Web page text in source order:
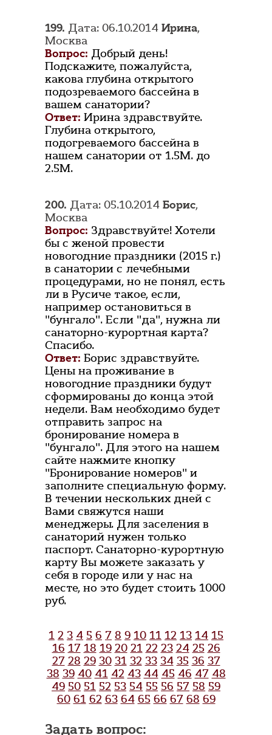
199. Дата: 06.10.2014 Ирина,
Москва
Вопрос: Добрый день!
Подскажите, пожалуйста,
какова глубина открытого
подозреваемого бассейна в
вашем санатории?
Ответ: Ирина здравствуйте.
Глубина открытого,
подогреваемого бассейна в
нашем санатории от 1.5М. до
2.5М.
200. Дата: 05.10.2014 Борис,
Москва
Вопрос: Здравствуйте! Хотели
бы с женой провести
новогодние праздники (2015 г.)
в санатории с лечебными
процедурами, но не понял, есть
ли в Русиче такое, если,
например остановиться в
"бунгало". Если "да", нужна ли
санаторно-курортная карта?
Спасибо.
Ответ: Борис здравствуйте.
Цены на проживание в
новогодние праздники будут
сформированы до конца этой
недели. Вам необходимо будет
отправить запрос на
бронирование номера в
"бунгало". Для этого на нашем
сайте нажмите кнопку
"Бронирование номеров" и
заполните специальную форму.
В течении нескольких дней с
Вами свяжутся наши
менеджеры. Для заселения в
санаторий нужен только
паспорт. Санаторно-курортную
карту Вы можете заказать у
себя в городе или у нас на
месте, но это будет стоить 1000
руб.
1 2 3 4 5 6 7 8 9 10 11 12 13 14 15
16 17 18 19 20 21 22 23 24 25 26
27 28 29 30 31 32 33 34 35 36 37
38 39 40 41 42 43 44 45 46 47 48
49 50 51 52 53 54 55 56 57 58 59
60 61 62 63 64 65 66 67 68 69
Задать вопрос: